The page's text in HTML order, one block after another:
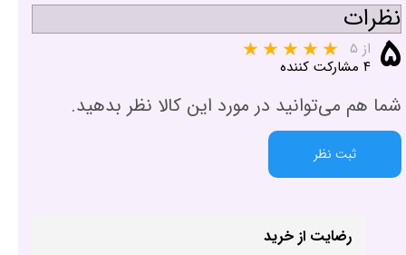
نظرات
۵ از ۵
۴ مشارکت کننده
شما هم می‌توانید در مورد این کالا نظر بدهید.
ثبت نظر
رضایت از خرید